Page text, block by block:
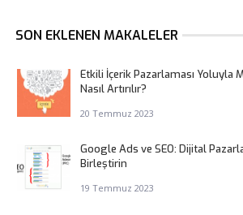
SON EKLENEN MAKALELER
Etkili İçerik Pazarlaması Yoluyla
Nasıl Artırılır?
20 Temmuz 2023
Google Ads ve SEO: Dijital
Birleştirin
19 Temmuz 2023